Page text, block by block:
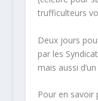
trufficulteurs
Deux jours
par les
mais aussi
Pour en savoir